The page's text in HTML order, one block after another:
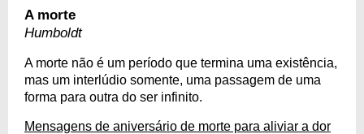
A morte
Humboldt
A morte não é um período que termina uma existência,
mas um interlúdio somente, uma passagem de uma
forma para outra do ser infinito.
Mensagens de aniversário de morte para aliviar a dor